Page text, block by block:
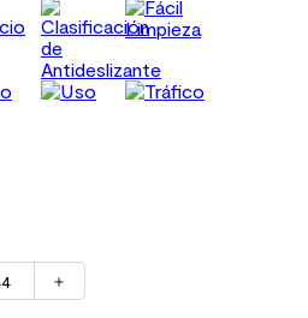
＋